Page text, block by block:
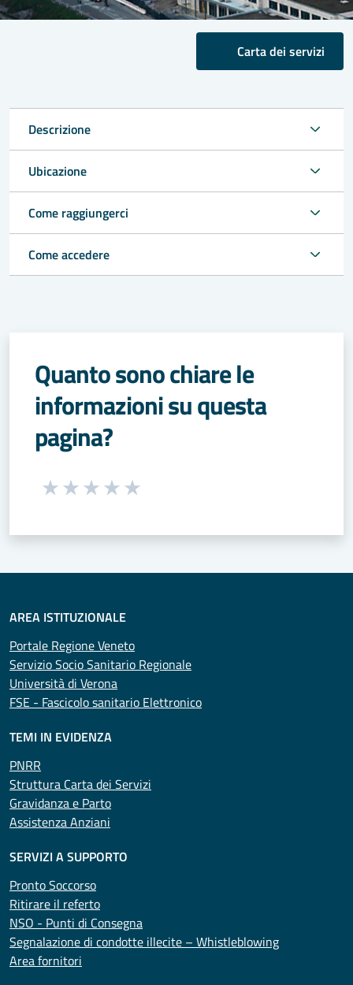
Carta dei servizi
Descrizione
Ubicazione
Come raggiungerci
Come accedere
Quanto sono chiare le
informazioni su questa
pagina?
Seleziona una valutazione da 1 a 5 stelle
AREA ISTITUZIONALE
Portale Regione Veneto
Servizio Socio Sanitario Regionale
Università di Verona
FSE - Fascicolo sanitario Elettronico
TEMI IN EVIDENZA
PNRR
Struttura Carta dei Servizi
Gravidanza e Parto
Assistenza Anziani
SERVIZI A SUPPORTO
Pronto Soccorso
Ritirare il referto
NSO - Punti di Consegna
Segnalazione di condotte illecite – Whistleblowing
Area fornitori